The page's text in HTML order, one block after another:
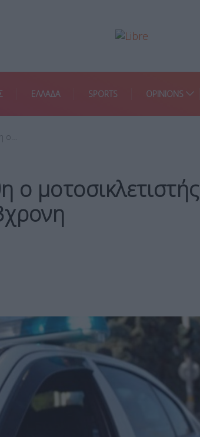
ΕΛΛΑΔΑ SPORTS OPINIONS
ο…
ο μοτοσικλετιστής